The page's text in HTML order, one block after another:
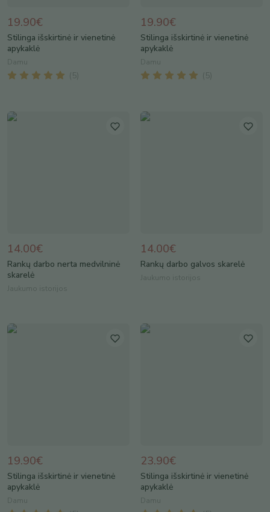
19.90€
Stilinga išskirtinė ir vienetinė
apykaklė
Damu
( 5
19.90€
Stilinga išskirtinė ir vienetinė
apykaklė
Damu
( 5
14.00€
Rankų darbo nerta medvilninė
skarelė
Jaukumo istorijos
14.00€
Rankų darbo galvos skarelė
Jaukumo istorijos
19.90€
Stilinga išskirtinė ir vienetinė
apykaklė
Damu
23.90€
Stilinga išskirtinė ir vienetinė
apykaklė
Damu